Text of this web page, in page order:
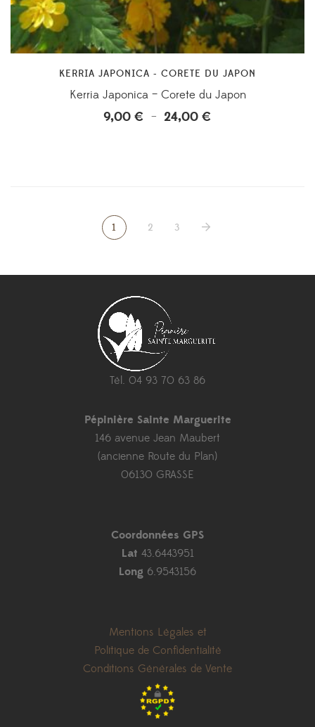
KERRIA JAPONICA - CORETE DU JAPON
Kerria Japonica – Corete du Japon
9,00 € – 24,00 €
1 2 3
Tél. 04 93 70 63 86
Pépinière Sainte Marguerite
146 avenue Jean Maubert
(ancienne Route du Plan)
06130 GRASSE
Coordonnées GPS
Lat 43.6443951
Long 6.9543156
Mentions Légales et
Politique de Confidentialité
Conditions Générales de Vente